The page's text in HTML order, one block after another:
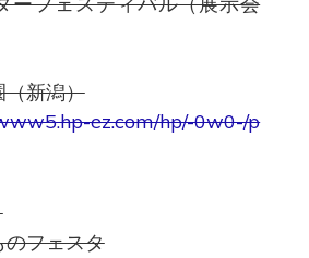
（新潟）
ez.com/hp/-0w0-/p
フェスタ